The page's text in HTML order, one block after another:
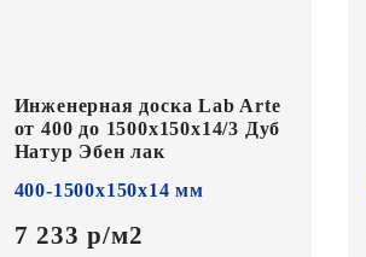
Инженерная доска Lab Arte
от 400 до 1500х150х14/3 Дуб
Натур Эбен лак
400-1500х150х14 мм
7 233 р/м2